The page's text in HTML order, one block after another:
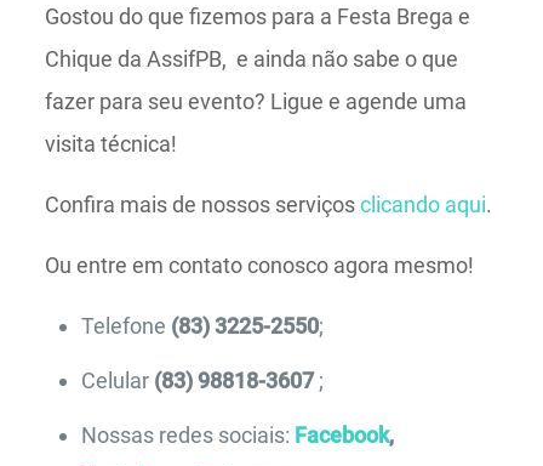
Gostou do que fizemos para a Festa Brega e
Chique da AssifPB, e ainda não sabe o que
fazer para seu evento? Ligue e agende uma
visita técnica!
Confira mais de nossos serviçosclicando aqui.
Ou entre em contato conosco agora mesmo!
Telefone (83) 3225-2550;
Celular (83) 98818-3607 ;
Nossas redes sociais: Facebook,